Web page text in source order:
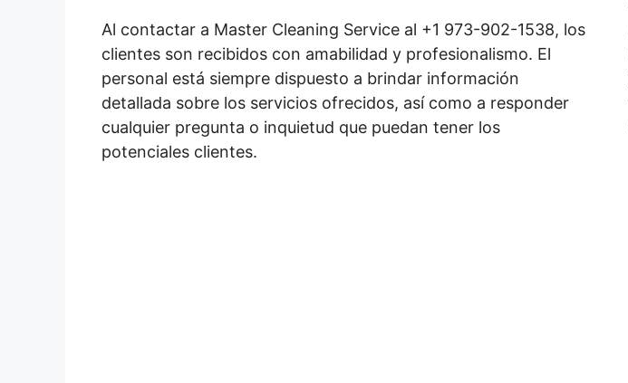
Al contactar a Master Cleaning Service al +1 973-902-1538, los
clientes son recibidos con amabilidad y profesionalismo. El
personal está siempre dispuesto a brindar información
detallada sobre los servicios ofrecidos, así como a responder
cualquier pregunta o inquietud que puedan tener los
potenciales clientes.